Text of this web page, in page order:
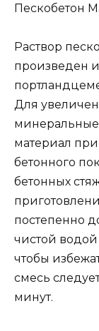
Пескобетон
Раствор
произведен
Для
минеральные
материал
бетонного
бетонных
постепенно
чистой
чтобы
смесь
минут.